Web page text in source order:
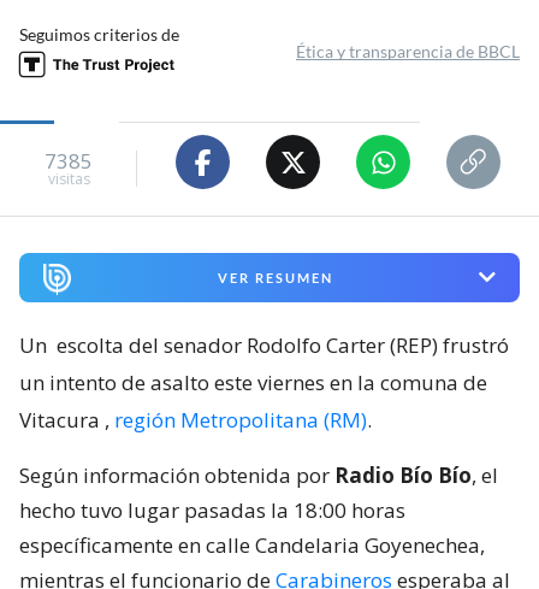
Seguimos criterios de
Ética y transparencia de BBCL
7385
visitas
VER RESUMEN
Un escolta del senador Rodolfo Carter (REP) frustró
un intento de asalto este viernes en la comuna de
Vitacura , región Metropolitana (RM).
Según información obtenida por Radio Bío Bío, el
hecho tuvo lugar pasadas la 18:00 horas
específicamente en calle Candelaria Goyenechea,
mientras el funcionario deCarabineros esperaba al